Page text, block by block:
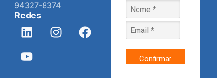
94327-8374
Redes
Confirmar